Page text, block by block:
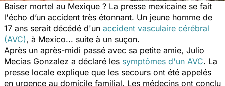
Baiser mortel au Mexique ? La presse mexicaine se fait
l'écho d’un accident très étonnant. Un jeune homme de
17 ans serait décédé d'un accident vasculaire cérébral
(AVC), à Mexico... suite à un suçon.
Après un après-midi passé avec sa petite amie, Julio
Mecias Gonzalez a déclaré les symptômes d'un AVC. La
presse locale explique que les secours ont été appelés
en urgence au domicile familial. Les médecins ont conclu